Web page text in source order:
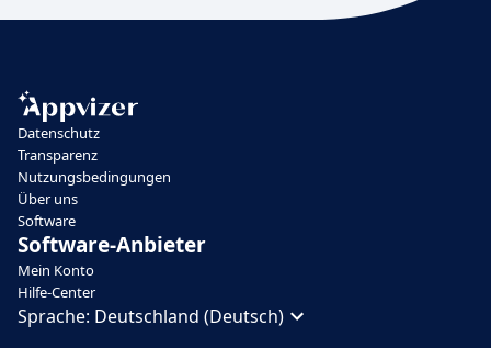
Datenschutz
Transparenz
Nutzungsbedingungen
Über uns
Software
Software-Anbieter
Mein Konto
Hilfe-Center
Sprache: Deutschland (Deutsch)